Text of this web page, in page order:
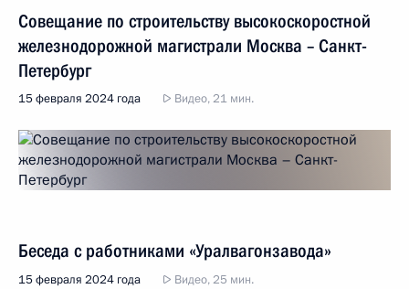
Совещание по строительству высокоскоростной
железнодорожной магистрали Москва – Санкт-
Петербург
15 февраля 2024 года Видео, 21 мин.
Беседа с работниками «Уралвагонзавода»
15 февраля 2024 года Видео, 25 мин.